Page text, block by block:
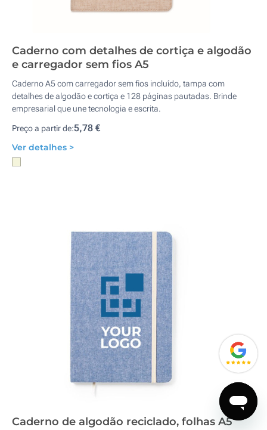
Caderno com detalhes de cortiça e algodão
e carregador sem fios A5
Caderno A5 com carregador sem fios incluído, tampa com
detalhes de algodão e cortiça e 128 páginas pautadas. Brinde
empresarial que une tecnologia e escrita.
Preço a partir de:5,78 €
Ver detalhes >
Caderno de algodão reciclado, folhas A5